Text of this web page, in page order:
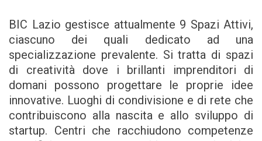
BIC Lazio gestisce attualmente 9 Spazi Attivi,
ciascuno dei quali dedicato ad una
specializzazione prevalente. Si tratta di spazi
di creatività dove i brillanti imprenditori di
domani possono progettare le proprie idee
innovative. Luoghi di condivisione e di rete che
contribuiscono alla nascita e allo sviluppo di
startup. Centri che racchiudono competenze